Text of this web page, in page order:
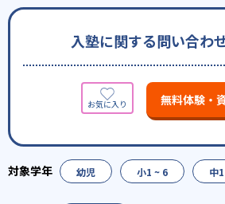
入塾に関する問い合わ
無料体験・
幼児 小1 ~ 6 中